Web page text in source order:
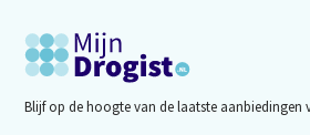
Blijf op de hoogte van de laatste aanbiedingen